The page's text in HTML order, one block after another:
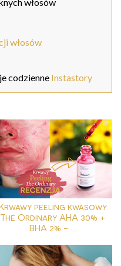
włosów
codzienne Instastory
peeling kwasowy
The Ordinary AHA 30% +
BHA 2% - ...